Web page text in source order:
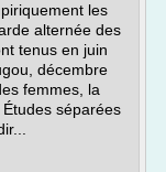
les
alternée des
tenus en juin
décembre
femmes, la
séparées